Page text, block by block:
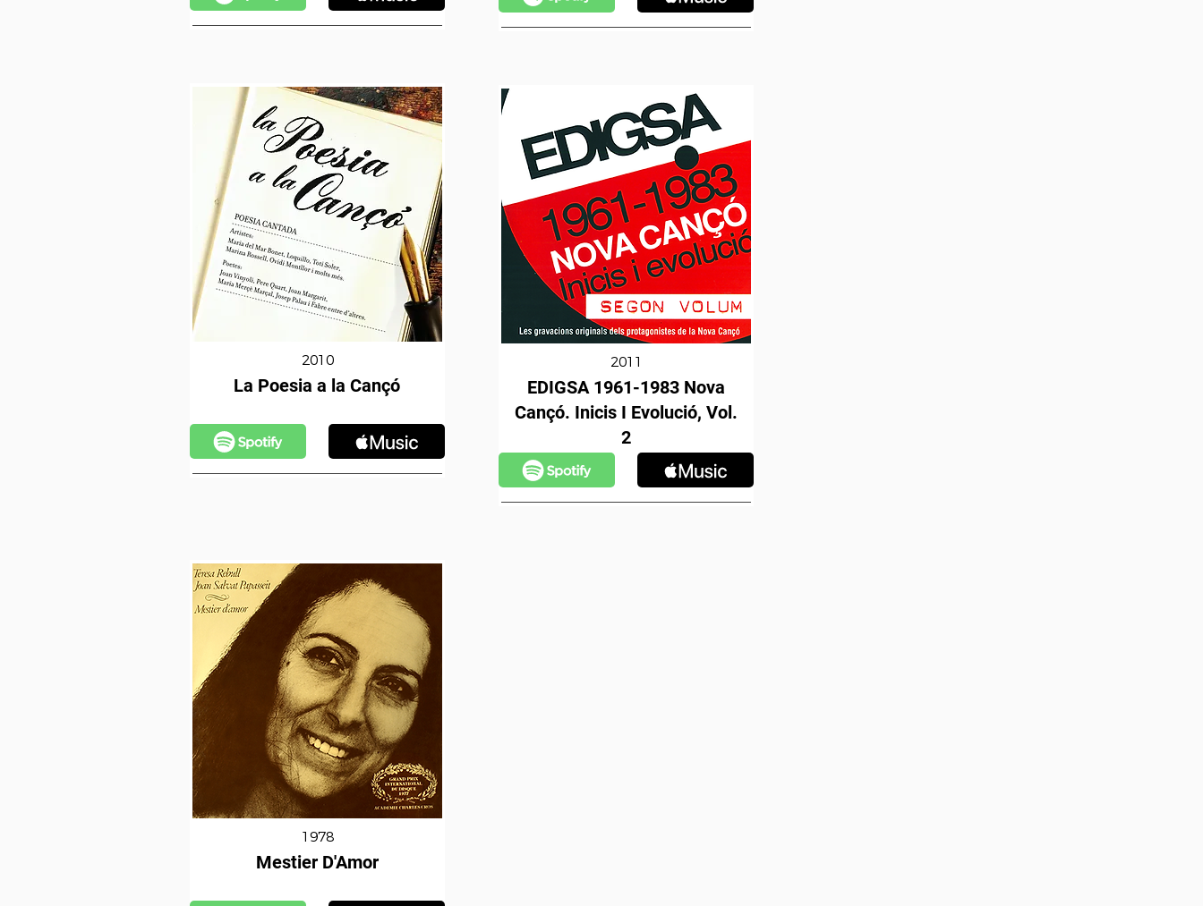
2010
La Poesia a la Cançó
2011
EDIGSA 1961-1983 Nova
Cançó. Inicis I Evolució, Vol.
2
1978
Mestier D'Amor